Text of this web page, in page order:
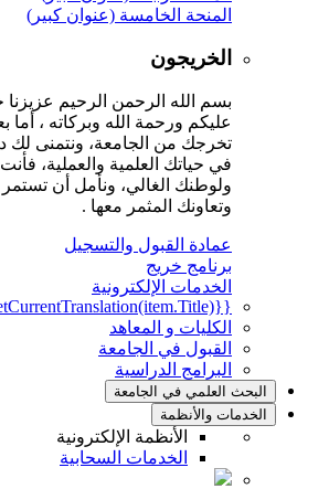
المنحة الخامسة (عنوان كبير)
الخريجون
بسم الله الرحمن الرحيم
عليكم ورحمة الله وبركاته ، أما
تخرجك من الجامعة، ونتمنى لك
في حياتك العلمية والعملية،
ولوطنك الغالي، ونأمل أن
وتعاونك المثمر معها .
عمادة القبول والتسجيل
برنامج خريج
الخدمات الإلكترونية
{{mmc.getCurrentTranslation(item.Title)}}
الكليات و المعاهد
القبول في الجامعة
البرامج الدراسية
البحث العلمي في الجامعة
الخدمات والأنظمة
الأنظمة الإلكترونية
الخدمات السحابية